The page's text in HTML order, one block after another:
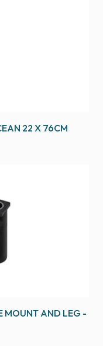
22 X 76CM
MOUNT AND LEG -